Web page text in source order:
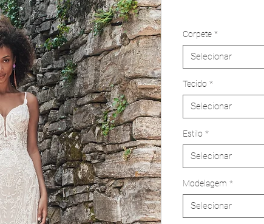
Corpete *
Selecionar
Tecido *
Selecionar
Estilo *
Selecionar
Modelagem *
Selecionar